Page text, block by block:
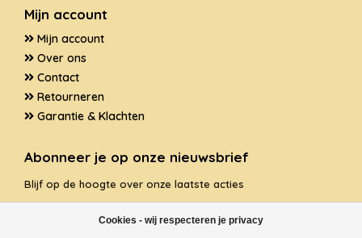
Cookies - wij respecteren je privacy
Mijn account
Mijn account
Over ons
Contact
Retourneren
Garantie & Klachten
Abonneer je op onze nieuwsbrief
Blijf op de hoogte over onze laatste acties